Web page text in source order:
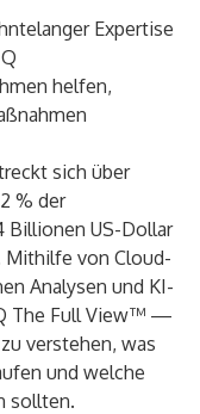
Expertise
helfen,
sich über
% der
Billionen US-Dollar
Mithilfe von Cloud-
Analysen und KI-
The Full View™ —
verstehen, was
und welche
sollten.